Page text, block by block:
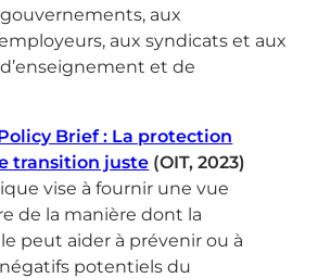
aux
aux syndicats et aux
et de
Brief : La protection
transition juste (OIT, 2023)
vise à fournir une vue
de la manière dont la
peut aider à prévenir ou à
potentiels du